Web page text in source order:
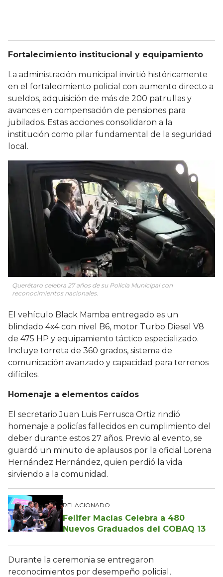
Fortalecimiento institucional y equipamiento
La administración municipal invirtió históricamente
en el fortalecimiento policial con aumento directo a
sueldos, adquisición de más de 200 patrullas y
avances en compensación de pensiones para
jubilados. Estas acciones consolidaron a la
institución como pilar fundamental de la seguridad
local.
Querétaro celebra 27 años de su Policía Municipal con
reconocimientos nacionales.
El vehículo Black Mamba entregado es un
blindado 4x4 con nivel B6, motor Turbo Diesel V8
de 475 HP y equipamiento táctico especializado.
Incluye torreta de 360 grados, sistema de
comunicación avanzado y capacidad para terrenos
difíciles.
Homenaje a elementos caídos
El secretario Juan Luis Ferrusca Ortiz rindió
homenaje a policías fallecidos en cumplimiento del
deber durante estos 27 años. Previo al evento, se
guardó un minuto de aplausos por la oficial Lorena
Hernández Hernández, quien perdió la vida
sirviendo a la comunidad.
RELACIONADO
Felifer Macías Celebra a 480
Nuevos Graduados del COBAQ 13
Durante la ceremonia se entregaron
reconocimientos por desempeño policial,